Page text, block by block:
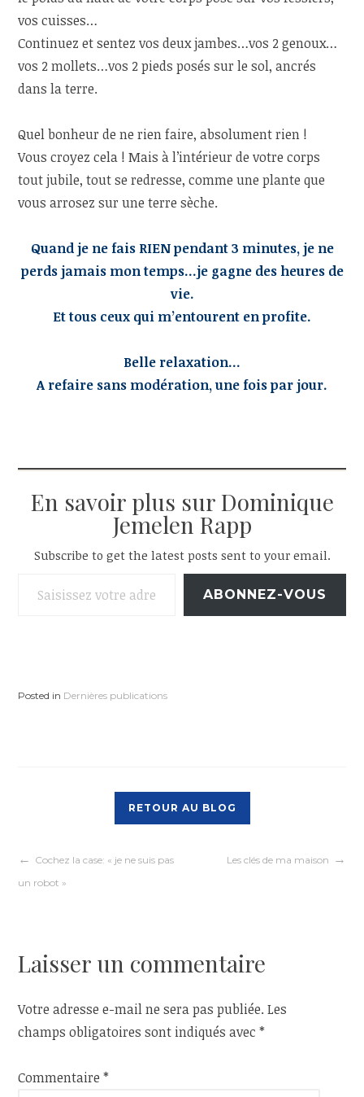
vos cuisses…
Continuez et sentez vos deux jambes…vos 2 genoux…
vos 2 mollets…vos 2 pieds posés sur le sol, ancrés
dans la terre.
Quel bonheur de ne rien faire, absolument rien !
Vous croyez cela ! Mais à l’intérieur de votre corps
tout jubile, tout se redresse, comme une plante que
vous arrosez sur une terre sèche.
Quand je ne fais RIEN pendant 3 minutes, je ne
perds jamais mon temps…je gagne des heures de
vie.
Et tous ceux qui m’entourent en profite.
Belle relaxation…
A refaire sans modération, une fois par jour.
En savoir plus sur Dominique
Jemelen Rapp
Subscribe to get the latest posts sent to your email.
ABONNEZ-VOUS
Posted in Dernières publications
RETOUR AU BLOG
Navigation
l’article
Cochez la case: « je ne suis pas
un robot »
Les clés de ma maison
Laisser un commentaire
Votre adresse e-mail ne sera pas publiée. Les
champs obligatoires sont indiqués avec*
Commentaire*